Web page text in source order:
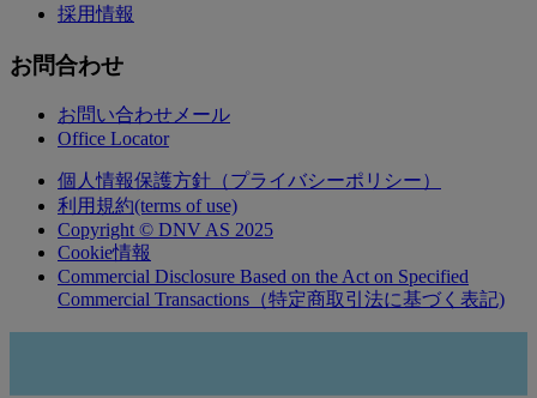
採用情報
お問合わせ
お問い合わせメール
Office Locator
個人情報保護方針（プライバシーポリシー）
利用規約(terms of use)
Copyright © DNV AS 2025
Cookie情報
Commercial Disclosure Based on the Act on Specified
Commercial Transactions（特定商取引法に基づく表記)